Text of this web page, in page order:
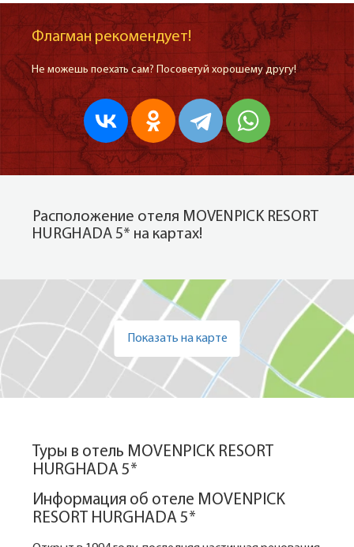
Флагман рекомендует!
Не можешь поехать сам? Посоветуй хорошему другу!
Расположение отеля MOVENPICK RESORT
HURGHADA 5* на картах!
Показать на карте
Туры в отель MOVENPICK RESORT
HURGHADA 5*
Информация об отеле MOVENPICK
RESORT HURGHADA 5*